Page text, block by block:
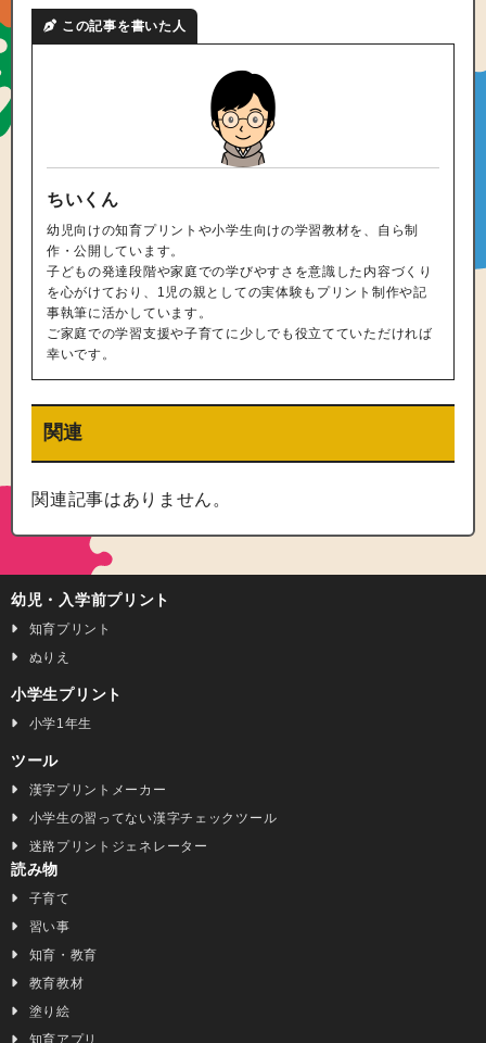
この記事を書いた人
ちいくん
幼児向けの知育プリントや小学生向けの学習教材を、自ら制
作・公開しています。
子どもの発達段階や家庭での学びやすさを意識した内容づくり
を心がけており、1児の親としての実体験もプリント制作や記
事執筆に活かしています。
ご家庭での学習支援や子育てに少しでも役立てていただければ
幸いです。
関連
関連記事はありません。
幼児・入学前プリント
知育プリント
ぬりえ
小学生プリント
小学1年生
ツール
漢字プリントメーカー
小学生の習ってない漢字チェックツール
迷路プリントジェネレーター
読み物
子育て
習い事
知育・教育
教育教材
塗り絵
知育アプリ